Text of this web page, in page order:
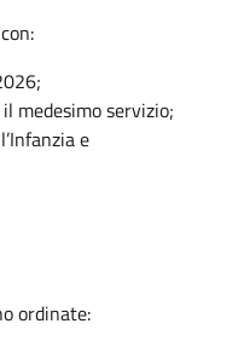
medesimo servizio;
e
ordinate: